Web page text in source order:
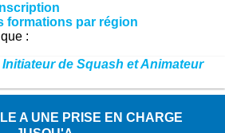
formations par région
:
A UNE PRISE EN CHARGE